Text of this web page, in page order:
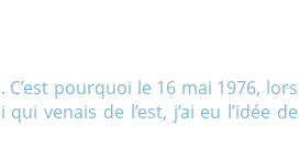
pourquoi le 16 mai 1976, lors
venais de l’est, j’ai eu l’idée de